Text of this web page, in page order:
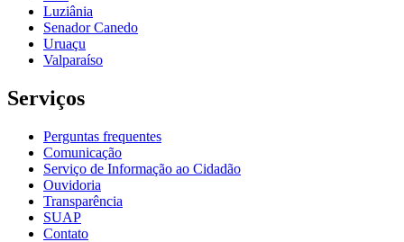
Luziânia
Senador Canedo
Uruaçu
Valparaíso
Serviços
Perguntas frequentes
Comunicação
Serviço de Informação ao Cidadão
Ouvidoria
Transparência
SUAP
Contato